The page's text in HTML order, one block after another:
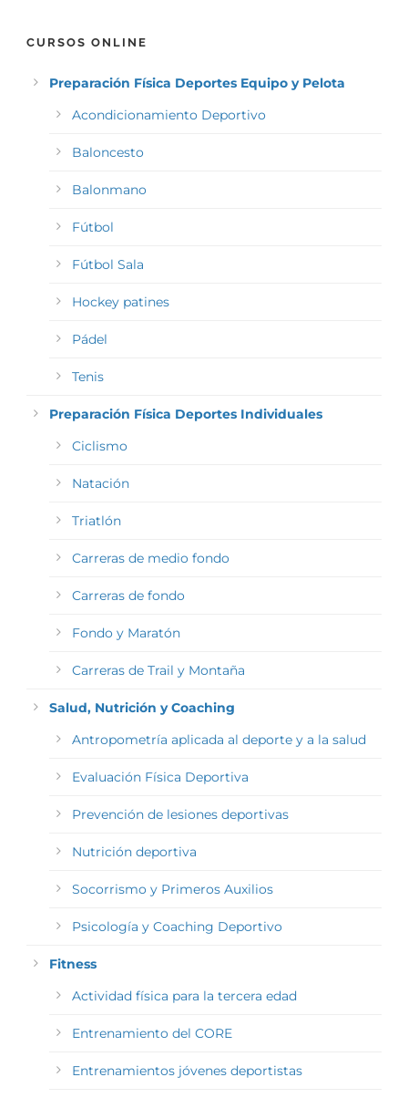
CURSOS ONLINE
Preparación Física Deportes Equipo y Pelota
Acondicionamiento Deportivo
Baloncesto
Balonmano
Fútbol
Fútbol Sala
Hockey patines
Pádel
Tenis
Preparación Física Deportes Individuales
Ciclismo
Natación
Triatlón
Carreras de medio fondo
Carreras de fondo
Fondo y Maratón
Carreras de Trail y Montaña
Salud, Nutrición y Coaching
Antropometría aplicada al deporte y a la salud
Evaluación Física Deportiva
Prevención de lesiones deportivas
Nutrición deportiva
Socorrismo y Primeros Auxilios
Psicología y Coaching Deportivo
Fitness
Actividad física para la tercera edad
Entrenamiento del CORE
Entrenamientos jóvenes deportistas